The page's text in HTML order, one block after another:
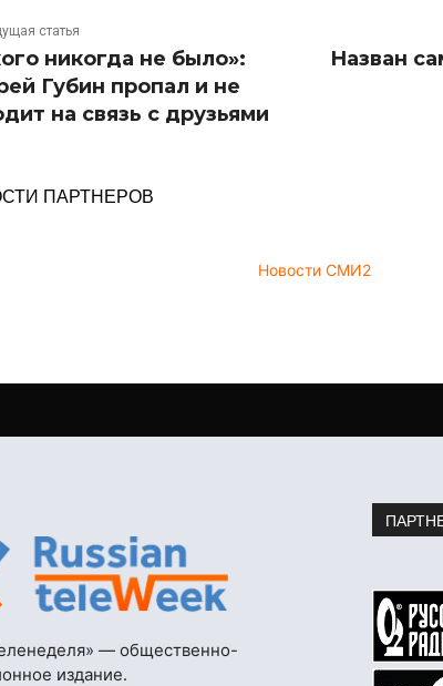
статья
никогда не было»:
Губин пропал и не
на связь с друзьями
Назван
ПАРТНЕРОВ
Новости СМИ2
— общественно-
издание.